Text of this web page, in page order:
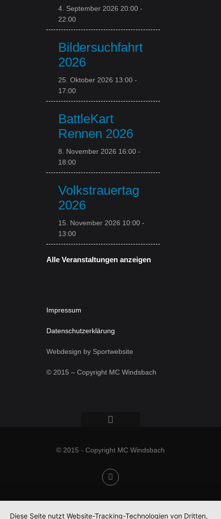
4. September 2026 20:00 -
22:00
Bildersuchfahrt
2026
25. Oktober 2026 13:00 -
17:00
BattleKart
Rennen 2026
8. November 2026 16:00 -
18:00
Volkstrauertag
2026
15. November 2026 10:00 -
13:00
Alle Veranstaltungen anzeigen
Impressum
Datenschutzerklärung
Webdesign by Sportwebsite
© 2015 – Copyright MC Windsbach
© 2015 - Copyright MC Windsbach
Diese Seite nutzt Website-Tracking-Technologien von Dritten,